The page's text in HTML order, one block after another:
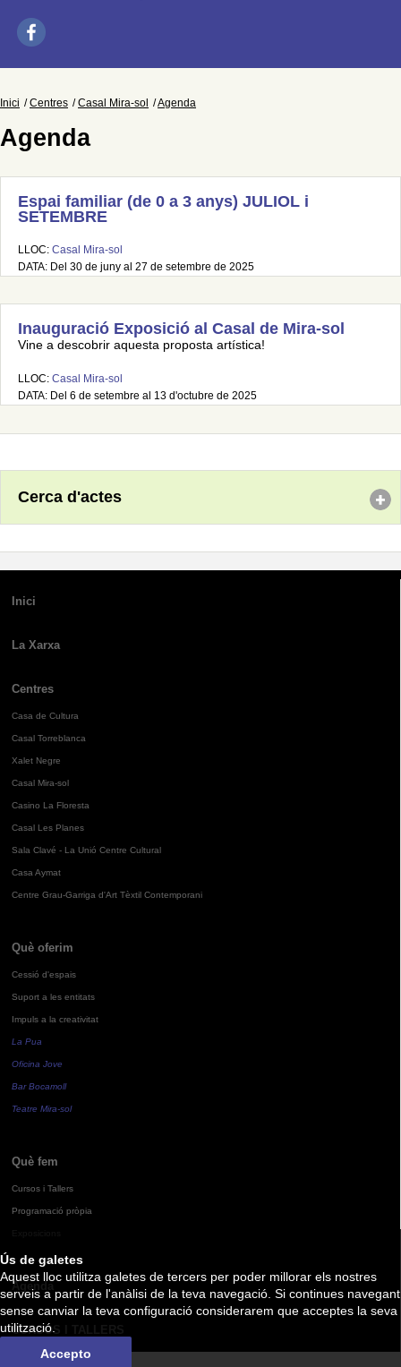
Ús de galetes
Aquest lloc utilitza galetes de tercers per poder millorar els nostres
serveis a partir de l'anàlisi de la teva navegació. Si continues navegant
sense canviar la teva configuració considerarem que acceptes la seva
utilització.
Accepto
Inici Centres Casal Mira-sol Agenda
Agenda
Espai familiar (de 0 a 3 anys) JULIOL i
SETEMBRE
LLOC: Casal Mira-sol
DATA: Del 30 de juny al 27 de setembre de 2025
Inauguració Exposició al Casal de Mira-sol
Vine a descobrir aquesta proposta artística!
LLOC: Casal Mira-sol
DATA: Del 6 de setembre al 13 d'octubre de 2025
Cerca d'actes
Inici
La Xarxa
Centres
Casa de Cultura
Casal Torreblanca
Xalet Negre
Casal Mira-sol
Casino La Floresta
Casal Les Planes
Sala Clavé - La Unió Centre Cultural
Casa Aymat
Centre Grau-Garriga d'Art Tèxtil Contemporani
Què oferim
Cessió d'espais
Suport a les entitats
Impuls a la creativitat
La Pua
Oficina Jove
Bar Bocamoll
Teatre Mira-sol
Què fem
Cursos i Tallers
Programació pròpia
Agenda
CURSOS I TALLERS